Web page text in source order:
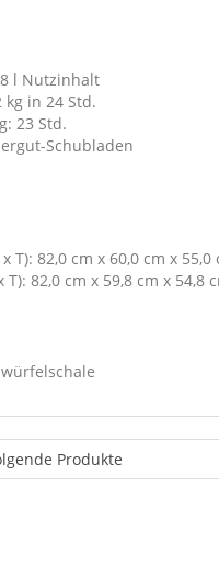
l Nutzinhalt
in 24 Std.
23 Std.
Schubladen
T): 82,0 cm x 60,0 cm x 55,0
T): 82,0 cm x 59,8 cm x 54,8
Produkte